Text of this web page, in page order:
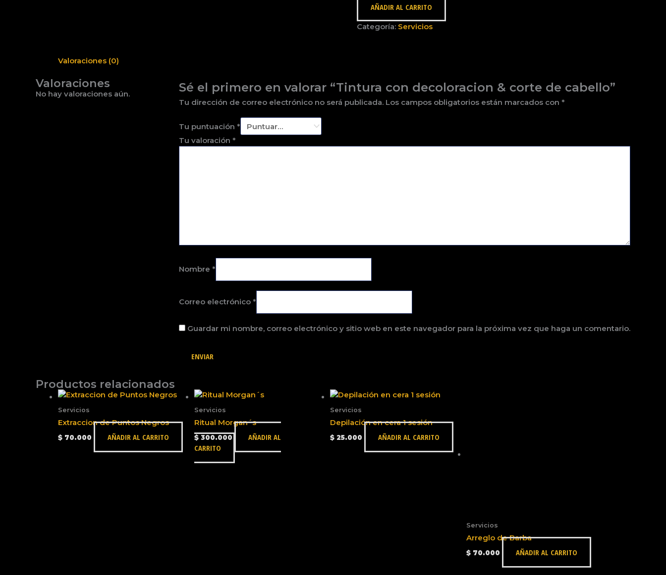
AÑADIR AL CARRITO
Categoría: Servicios
Valoraciones (0)
Valoraciones
No hay valoraciones aún. Sé el primero en valorar “Tintura con decoloracion & corte de cabello”
Tu dirección de correo electrónico no será publicada. Los campos obligatorios están marcados con *
Tu puntuación *
Tu valoración *
Nombre *
Correo electrónico *
Guardar mi nombre, correo electrónico y sitio web en este navegador para la próxima vez que haga un comentario.
Productos relacionados
Servicios
Extraccion de Puntos Negros
$ 70.000 AÑADIR AL CARRITO
Servicios
Ritual Morgan´s
$300.000
AÑADIR AL
CARRITO
Servicios
Depilación en cera 1 sesión
$ 25.000 AÑADIR AL CARRITO
Servicios
Arreglo de Barba
$ 70.000 AÑADIR AL CARRITO